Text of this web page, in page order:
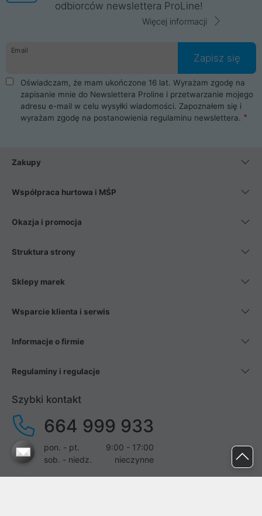
odbiorców newslettera ProLine!
Więcej informacji
Email
Zapisz się
Oświadczam, że mam ukończone 16 lat. Wyrażam zgodę na
zapisanie mnie do Newslettera Proline i przetwarzanie mojego
adresu e-mail w celu wysyłki wiadomości. Zapoznałem się i
wyrażam zgodę na postanowienia regulaminu newslettera.
Zakupy
Współpraca hurtowa i MŚP
Okazja i promocja
Struktura strony
Sklepy marek
Wsparcie klienta i serwis
Informacje o firmie
Regulaminy i regulacje
Szybki kontakt
664 999 933
pon. - pt.
9:00 - 17:00
sob. - niedz.
nieczynne